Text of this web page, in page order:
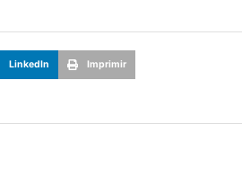
LinkedIn Imprimir